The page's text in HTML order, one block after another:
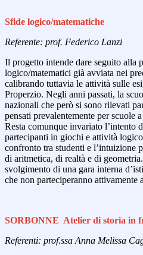
Sfide logico/matematiche
Referente: prof. Federico Lanzi
Il progetto intende dare seguito alla
logico/matematici già avviata nei
calibrando tuttavia le attività sulle
Properzio. Negli anni passati, la
nazionali che però si sono rilevati
pensati prevalentemente per scuole
Resta comunque invariato l’intento
partecipanti in giochi e attività
confronto tra studenti e l’intuizione
di aritmetica, di realtà e di
svolgimento di una gara interna
che non parteciperanno attivamente
SORBONNE Atelier di storia in
Referenti: prof.ssa Anna Melissa